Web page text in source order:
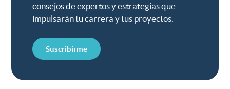
consejos de expertos y estrategias que
impulsarán tu carrera y tus proyectos.
Suscribirme